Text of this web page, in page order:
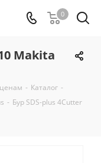
0
Makita
- Каталог -
- Бур SDS-plus 4Cutter